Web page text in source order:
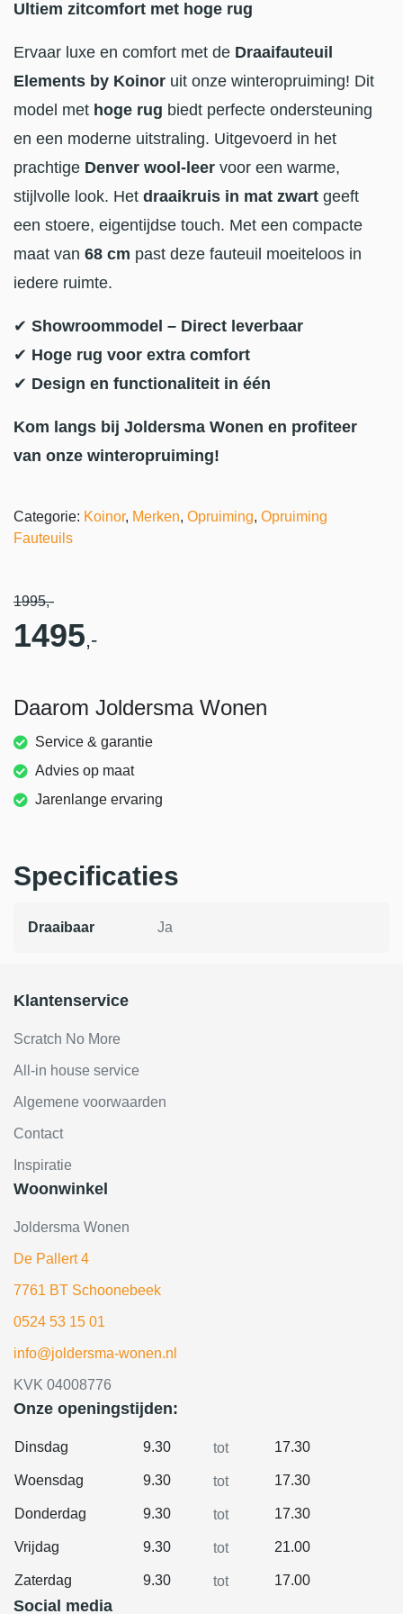
Ultiem zitcomfort met hoge rug
Ervaar luxe en comfort met de Draaifauteuil
Elements by Koinor uit onze winteropruiming! Dit
model met hoge rug biedt perfecte ondersteuning
en een moderne uitstraling. Uitgevoerd in het
prachtige Denver wool-leer voor een warme,
stijlvolle look. Het draaikruis in mat zwart geeft
een stoere, eigentijdse touch. Met een compacte
maat van 68 cm past deze fauteuil moeiteloos in
iedere ruimte.
✔ Showroommodel – Direct leverbaar
✔ Hoge rug voor extra comfort
✔ Design en functionaliteit in één
Kom langs bij Joldersma Wonen en profiteer
van onze winteropruiming!
Categorie: Koinor, Merken, Opruiming, Opruiming
Fauteuils
1995,-
1495,-
Daarom Joldersma Wonen
Service & garantie
Advies op maat
Jarenlange ervaring
Specificaties
Draaibaar Ja
Klantenservice
Scratch No More
All-in house service
Algemene voorwaarden
Contact
Inspiratie
Woonwinkel
Joldersma Wonen
De Pallert 4
7761 BT Schoonebeek
0524 53 15 01
info@joldersma-wonen.nl
KVK 04008776
Onze openingstijden:
Dinsdag 9.30 tot 17.30
Woensdag 9.30 tot 17.30
Donderdag 9.30 tot 17.30
Vrijdag 9.30 tot 21.00
Zaterdag 9.30 tot 17.00
Social media